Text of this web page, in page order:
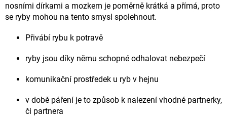
nosními dírkami a mozkem je poměrně krátká a přímá, proto
se ryby mohou na tento smysl spolehnout.
Přivábí rybu k potravě
ryby jsou díky němu schopné odhalovat nebezpečí
komunikační prostředek u ryb v hejnu
v době páření je to způsob k nalezení vhodné partnerky,
či partnera